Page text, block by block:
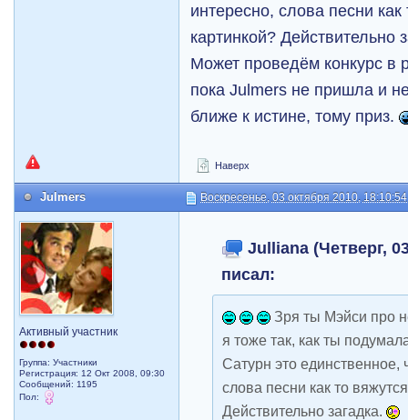
интересно, слова песни как
картинкой? Действительно
Может проведём конкурс в
пока Julmers не пришла и
ближе к истине, тому приз.
Наверх
Julmers Воскресенье, 03 октября 2010, 18:10:54
Активный участник
Группа: Участники
Регистрация: 12 Окт 2008, 09:30
Сообщений: 1195
Пол:
Julliana (Четверг,
писал:
Зря ты Мэйси про
я тоже так, как ты
Сатурн это единственное,
слова песни как то
Действительно загадка.